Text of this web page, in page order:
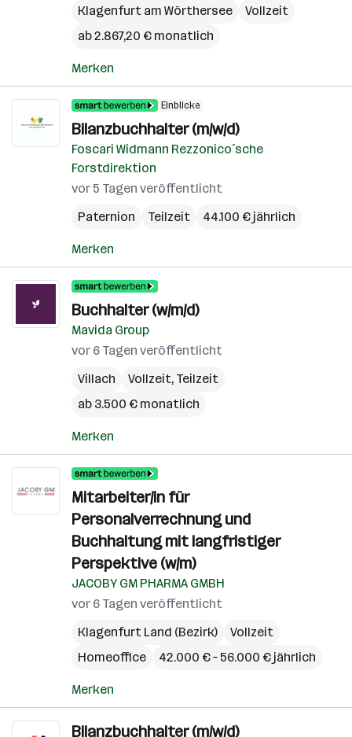
Klagenfurt am Wörthersee
Vollzeit
ab 2.867,20 € monatlich
Merken
Einblicke
Bilanzbuchhalter (m/w/d)
Foscari Widmann Rezzonico´sche
Forstdirektion
vor 5 Tagen veröffentlicht
Paternion
Teilzeit 44.100 € jährlich
Merken
Buchhalter (w/m/d)
Mavida Group
vor 6 Tagen veröffentlicht
Villach
Vollzeit, Teilzeit
ab 3.500 € monatlich
Merken
Mitarbeiter/in für
Personalverrechnung und
Buchhaltung mit langfristiger
Perspektive (w/m)
JACOBY GM PHARMA GMBH
vor 6 Tagen veröffentlicht
Klagenfurt Land (Bezirk)
Vollzeit
Homeoffice
42.000 € – 56.000 € jährlich
Merken
Bilanzbuchhalter (m/w/d)